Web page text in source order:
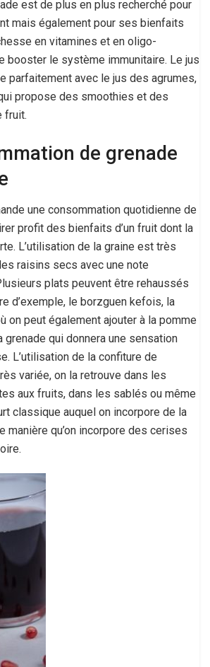
est de plus en plus recherché pour
mais également pour ses bienfaits
en vitamines et en oligo-
booster le système immunitaire. Le jus
parfaitement avec le jus des agrumes,
propose des smoothies et des
fruit.
de grenade
une consommation quotidienne de
profit des bienfaits d’un fruit dont la
L’utilisation de la graine est très
raisins secs avec une note
plats peuvent être rehaussés
d’exemple, le borzguen kefois, la
on peut également ajouter à la pomme
grenade qui donnera une sensation
L’utilisation de la confiture de
variée, on la retrouve dans les
aux fruits, dans les sablés ou même
classique auquel on incorpore de la
manière qu’on incorpore des cerises